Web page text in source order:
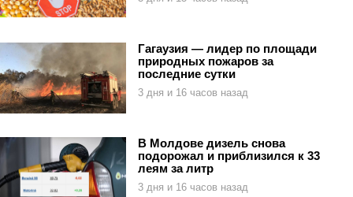
Гагаузия — лидер по площади
природных пожаров за
последние сутки
3 дня и 16 часов назад
В Молдове дизель снова
подорожал и приблизился к 33
леям за литр
3 дня и 16 часов назад